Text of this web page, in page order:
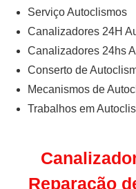
Serviço Autoclismos
Canalizadores 24H
Canalizadores 24hs
Conserto de
Mecanismos de
Trabalhos em
Reparação